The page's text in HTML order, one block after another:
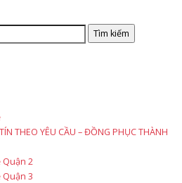
THEO YÊU CẦU – ĐỒNG PHỤC THÀNH
Quận 2
3